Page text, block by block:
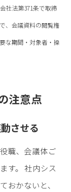
社法第371条で取締
、会議資料の閲覧権
な期間・対象者・操
注意点
させる
職、会議体ご
す。 社内シス
おかないと、